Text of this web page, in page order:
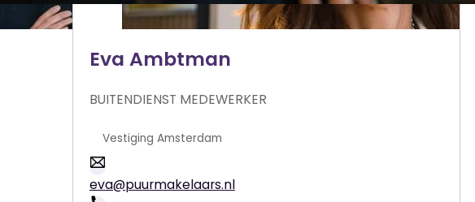
Eva Ambtman
BUITENDIENST MEDEWERKER
Amsterdam
eva@puurmakelaars.nl